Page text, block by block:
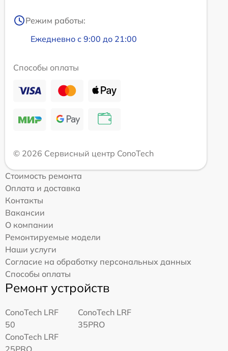
Режим работы:
Ежедневно с 9:00 до 21:00
Способы оплаты
© 2026 Сервисный центр ConoTech
Стоимость ремонта
Оплата и доставка
Контакты
Вакансии
О компании
Ремонтируемые модели
Наши услуги
Согласие на обработку персональных данных
Способы оплаты
Ремонт устройств
ConoTech LRF
50
ConoTech LRF
35PRO
ConoTech LRF
25PRO